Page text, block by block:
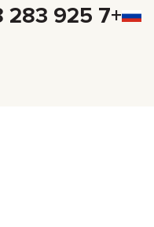
+7 925 283 88 88